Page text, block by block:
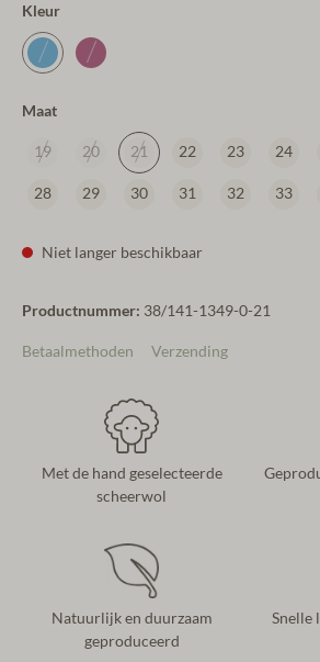
Kleur
Maat
19 20 21 22 23 24
28 29 30 31 32 33
Niet langer beschikbaar
Productnummer: 38/141-1349-0-21
Betaalmethoden Verzending
Met de hand geselecteerde
scheerwol
Natuurlijk en duurzaam
geproduceerd
Snelle